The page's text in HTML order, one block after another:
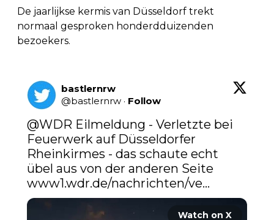
De jaarlijkse kermis van Düsseldorf trekt
normaal gesproken honderdduizenden
bezoekers.
bastlernrw
@bastlernrw · Follow
@WDR Eilmeldung - Verletzte bei
Feuerwerk auf Düsseldorfer
Rheinkirmes - das schaute echt
www1.wdr.de/nachrichten/ve…
Watch on X